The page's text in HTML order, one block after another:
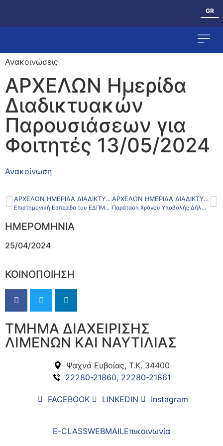
GR
Ανακοινώσεις
ΑΡΧΕΛΩΝ Ημερίδα
Διαδικτυακών
Παρουσιάσεων για
Φοιτητές 13/05/2024
Ανακοίνωση
ΑΡΧΕΛΩΝ ΗΜΕΡΊΔΑ ΔΙΑΔΙΚΤΥΑΚΏΝ ΠΑΡΟΥΣΙΆΣΕΩΝ ΓΙΑ ΦΟΙΤΗΤΈΣ 13/05/2024
Επιστημονική Εσπερίδα του ΕΔΠΜΣ: “Προοπτικές και Απαιτήσεις στη Ναυτιλιακή και Λιμενική Αγορά Εργασίας”
ΑΡΧΕΛΩΝ ΗΜΕΡΊΔΑ ΔΙΑΔΙΚΤΥΑΚΏΝ ΠΑΡΟΥΣΙΆΣΕΩΝ ΓΙΑ ΦΟΙΤΗΤΈΣ 13/05/2024
Παράταση Χρόνου Υποβολής Δήλωσης Μαθημάτων Εαρινού Εξαμήνου 2023-2024 έως 7-5-2024.
ΗΜΕΡΟΜΗΝΙΑ
25/04/2024
ΚΟΙΝΟΠΟΙΗΣΗ
ΤΜΗΜΑ ΔΙΑΧΕΙΡΙΣΗΣ
ΛΙΜΕΝΩΝ ΚΑΙ ΝΑΥΤΙΛΙΑΣ
Ψαχνά Ευβοίας, Τ.Κ. 34400
22280-21860, 22280-21861
FACEBOOK LINKEDIN Instagram
E-CLASSWEBMAILΕπικοινωνία